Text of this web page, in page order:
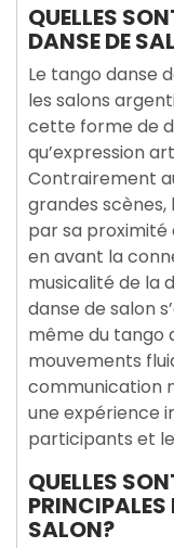
QUELLES
DANSE DE
Le tango danse
les salons
cette forme de
qu’expression
Contrairement
grandes
par sa
en avant la
musicalité de la
danse de salon
même du tango
mouvements
communication
une expérience
participants et
QUELLES
SALON?